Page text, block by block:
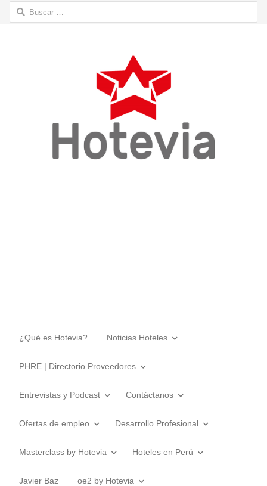
Buscar:
¿Qué es Hotevia? Noticias Hoteles
PHRE | Directorio Proveedores
Entrevistas y Podcast Contáctanos
Ofertas de empleo Desarrollo Profesional
Masterclass by Hotevia Hoteles en Perú
Javier Baz oe2 by Hotevia